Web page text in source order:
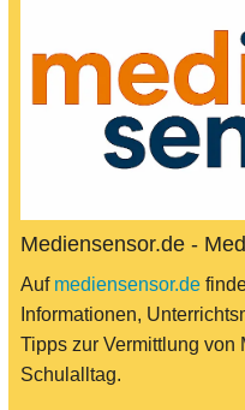
Mediensensor.de -
Auf mediensensor.de
Informationen,
Tipps zur Vermittlung von
Schulalltag.